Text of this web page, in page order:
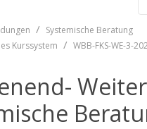
Systemische Beratung
Kurssystem
WBB-FKS-WE-3-